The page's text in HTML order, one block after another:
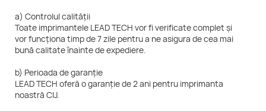
a) Controlul calității
Toate imprimantele LEAD TECH vor fi verificate complet și
vor funcționa timp de 7 zile pentru a ne asigura de cea mai
bună calitate înainte de expediere.
b) Perioada de garanție
LEAD TECH oferă o garanție de 2 ani pentru imprimanta
noastră CIJ.